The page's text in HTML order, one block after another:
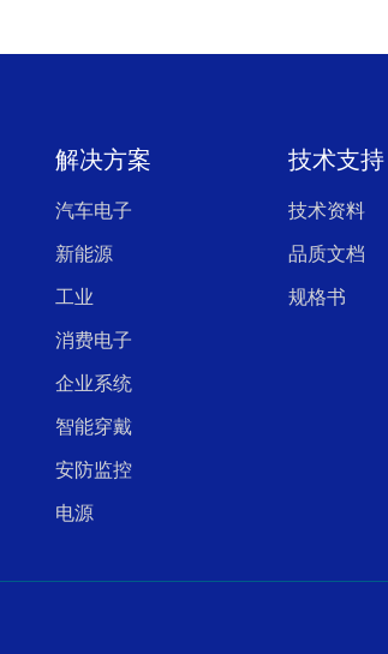
解决方案
汽车电子
新能源
工业
消费电子
企业系统
智能穿戴
安防监控
电源
技术支持
技术资料
品质文档
规格书